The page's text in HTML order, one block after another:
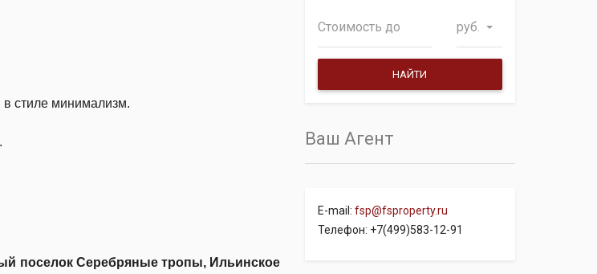
стиле минимализм.
поселок Серебряные тропы, Ильинское
руб.
Ваш Агент
E-mail: fsp@fsproperty.ru
Телефон: +7(499)583-12-91